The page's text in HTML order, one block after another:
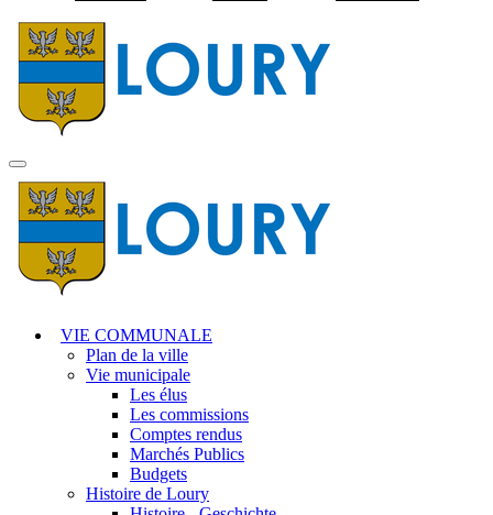
MENU
PRINCIPAL
VIE COMMUNALE
Plan de la ville
Vie municipale
Les élus
Les commissions
Comptes rendus
Marchés Publics
Budgets
Histoire de Loury